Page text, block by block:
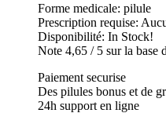
Forme medicale: pilule
Prescription requise:
Disponibilité: In Stock!
Note 4,65 / 5 sur la base
Paiement securise
Des pilules bonus et de
24h support en ligne